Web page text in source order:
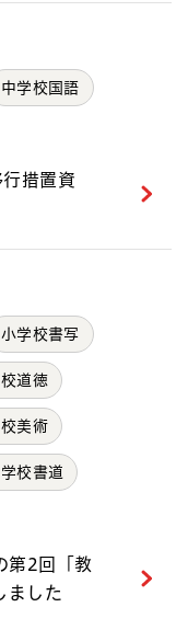
中学校国語
措置資
小学校書写
道徳
美術
校書道
第2回「教
ました